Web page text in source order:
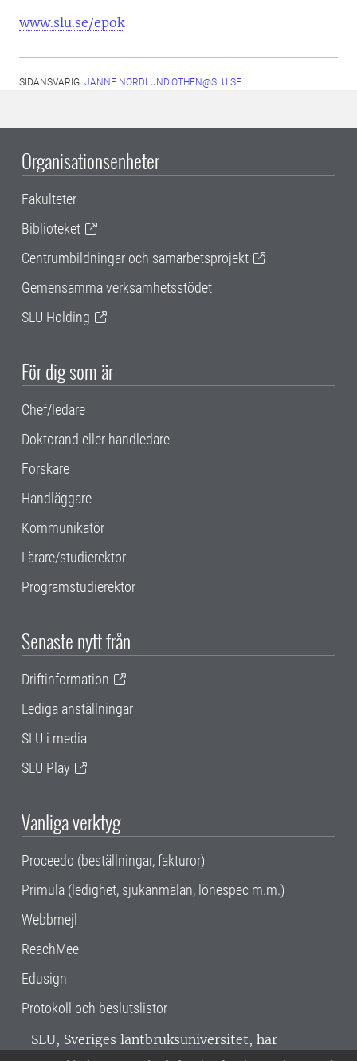
www.slu.se/epok
SIDANSVARIG: JANNE.NORDLUND.OTHEN@SLU.SE
Organisationsenheter
Fakulteter
Biblioteket
Centrumbildningar och samarbetsprojekt
Gemensamma verksamhetsstödet
SLU Holding
För dig som är
Chef/ledare
Doktorand eller handledare
Forskare
Handläggare
Kommunikatör
Lärare/studierektor
Programstudierektor
Senaste nytt från
Driftinformation
Lediga anställningar
SLU i media
SLU Play
Vanliga verktyg
Proceedo (beställningar, fakturor)
Primula (ledighet, sjukanmälan, lönespec m.m.)
Webbmejl
ReachMee
Edusign
Protokoll och beslutslistor
SLU, Sveriges lantbruksuniversitet, har